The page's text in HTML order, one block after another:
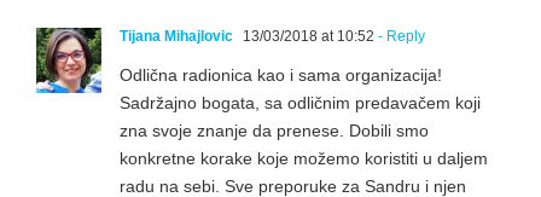
Tijana Mihajlovic 13/03/2018 at 10:52 - Reply
Odlična radionica kao i sama organizacija!
Sadržajno bogata, sa odličnim predavačem koji
zna svoje znanje da prenese. Dobili smo
konkretne korake koje možemo koristiti u daljem
radu na sebi. Sve preporuke za Sandru i njen